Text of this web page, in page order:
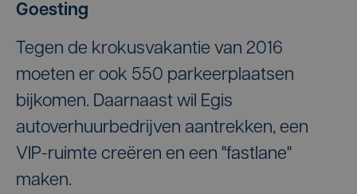
Goesting
Tegen de krokusvakantie van 2016
moeten er ook 550 parkeerplaatsen
bijkomen. Daarnaast wil Egis
autoverhuurbedrijven aantrekken, een
VIP-ruimte creëren en een "fastlane"
maken.